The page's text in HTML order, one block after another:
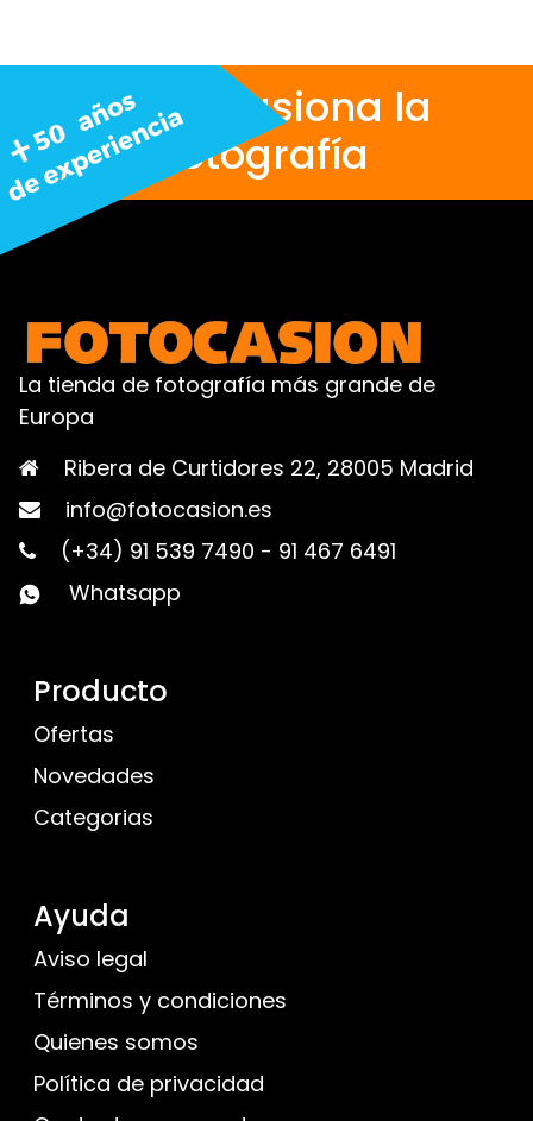
Nos apasiona la
fotografía
La tienda de fotografía más grande de
Europa
Ribera de Curtidores 22, 28005 Madrid
info@fotocasion.es
(+34) 91 539 7490 - 91 467 6491
Whatsapp
Producto
Ofertas
Novedades
Categorias
Ayuda
Aviso legal
Términos y condiciones
Quienes somos
Política de privacidad